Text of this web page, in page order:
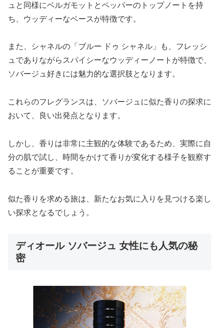
ュと同様にベルガモットとペッパーのトップノートを持
ち、ウッディーなベースが特徴です。
また、シャネルの「ブルー ドゥ シャネル」も、フレッシ
ュでありながらスパイシーなウッディーノートが特徴で、
ソバージュ好きには魅力的な選択肢となります。
これらのフレグランスは、ソバージュに似た香りの探求に
おいて、良い出発点となります。
しかし、香りは非常に主観的な体験であるため、実際に自
分の肌で試し、時間をかけて香りが変化する様子を観察す
ることが重要です。
似た香りを求める旅は、新たなお気に入りを見つける楽し
い探求となるでしょう。
ディオール ソバージュ 女性にも人気の秘
密